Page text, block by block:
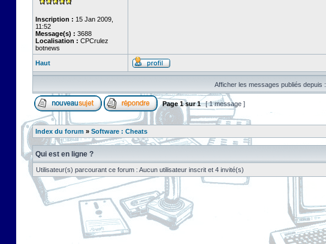
Inscription : 15 Jan 2009,
11:52
Message(s) : 3688
Localisation : CPCrulez
botnews
Haut
Afficher les messages publiés depuis :
Page1sur1 [ 1 message ]
Index du forum » Software : Cheats
Qui est en ligne ?
Utilisateur(s) parcourant ce forum : Aucun utilisateur inscrit et 4 invité(s)